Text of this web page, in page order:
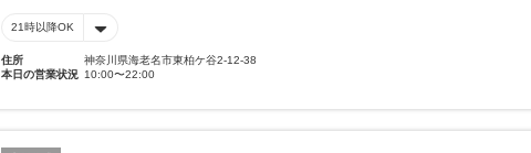
21時以降OK
住所
神奈川県海老名市東柏ケ谷2-12-38
本日の営業状況 10:00〜22:00